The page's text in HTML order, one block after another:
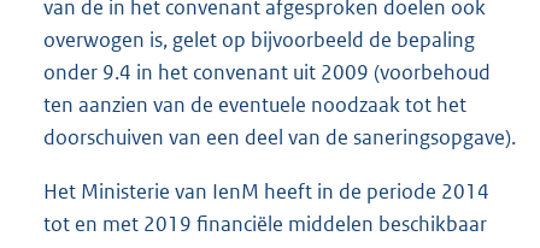
van de in het convenant afgesproken doelen ook
overwogen is, gelet op bijvoorbeeld de bepaling
onder 9.4 in het convenant uit 2009 (voorbehoud
ten aanzien van de eventuele noodzaak tot het
doorschuiven van een deel van de saneringsopgave).
Het Ministerie van IenM heeft in de periode 2014
tot en met 2019 financiële middelen beschikbaar